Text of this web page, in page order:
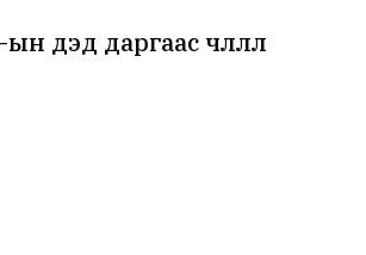
даргаас чөлөөллөө